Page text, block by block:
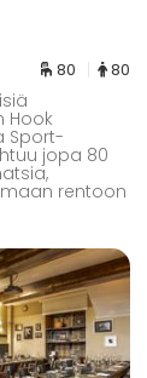
80 80
Hook
Sport-
jopa 80
rentoon